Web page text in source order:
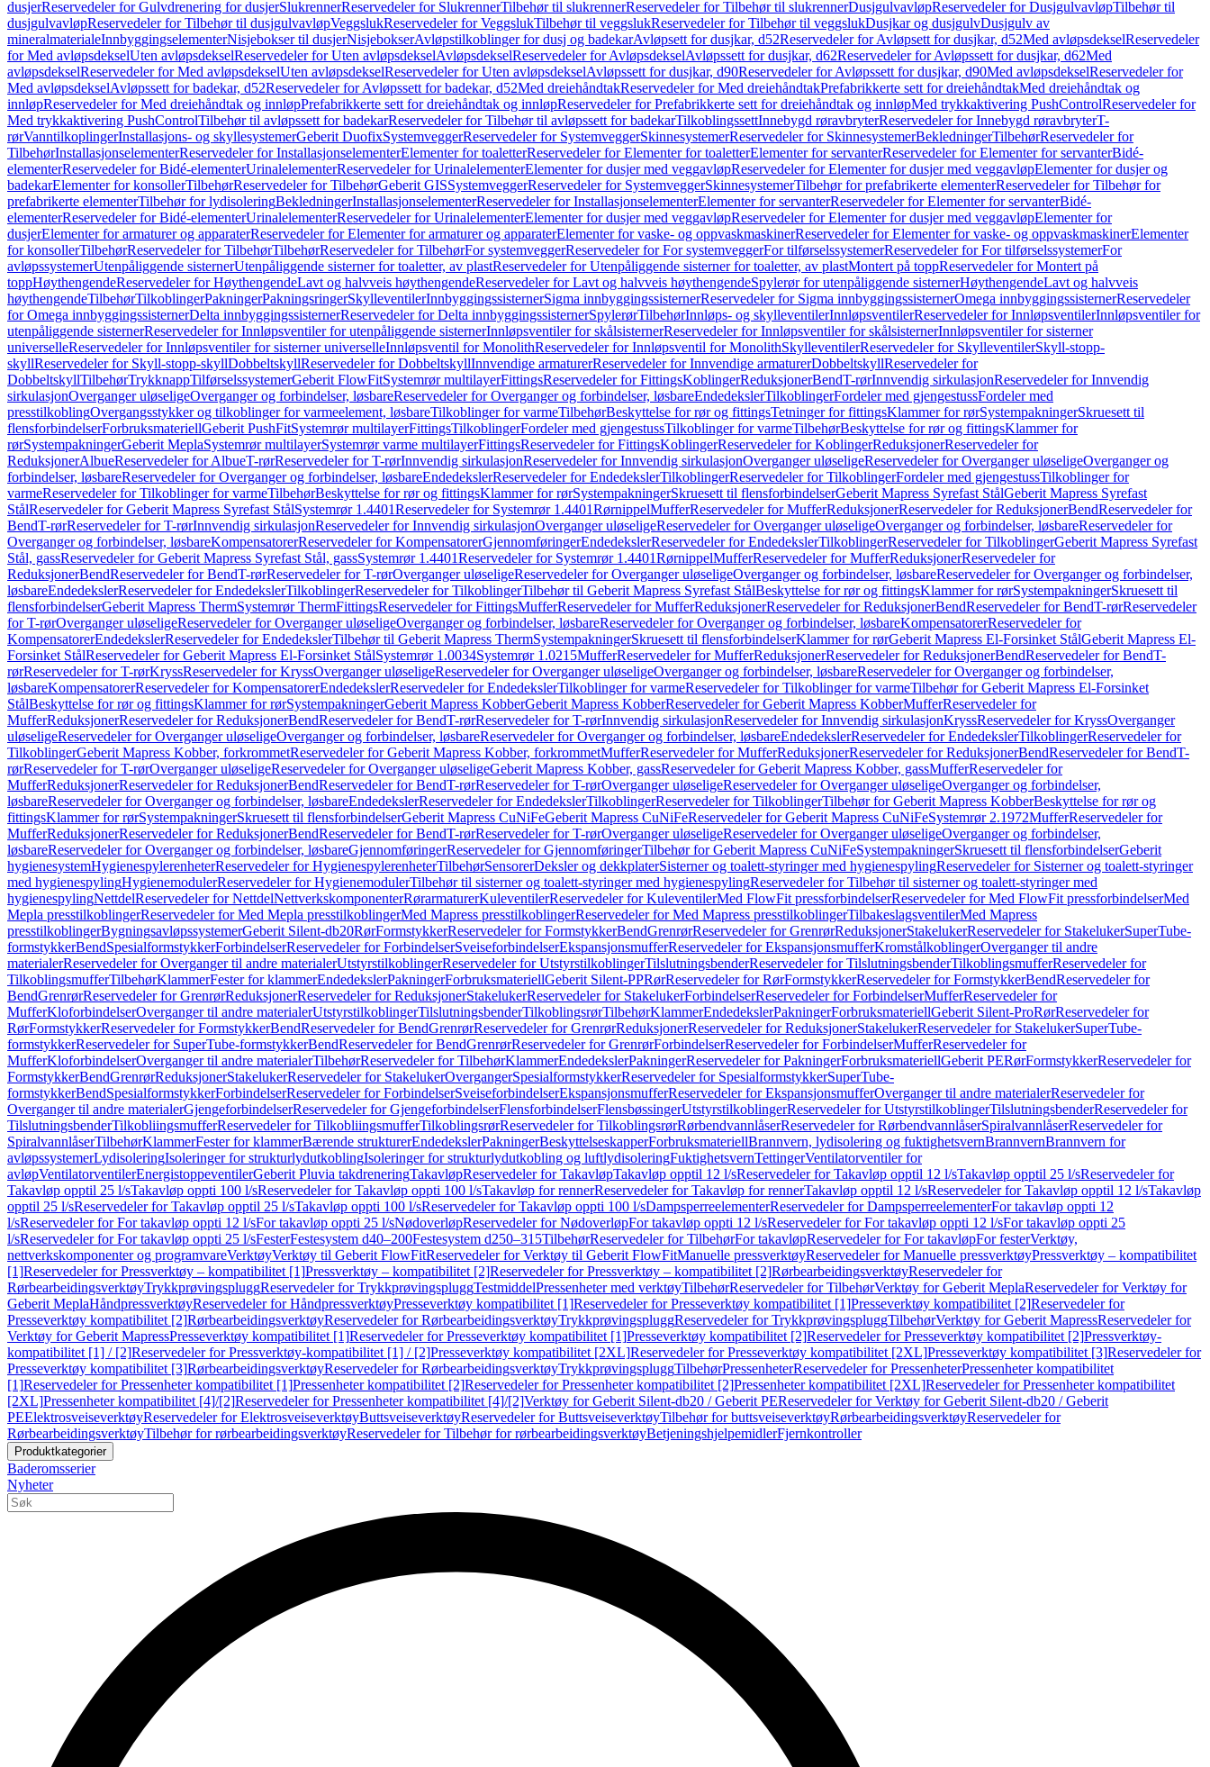
dusjerReservedeler for Gulvdrenering for dusjerSlukrennerReservedeler for SlukrennerTilbehør til slukrennerReservedeler for Tilbehør til slukrennerDusjgulvavløpReservedeler for DusjgulvavløpTilbehør til
dusjgulvavløpReservedeler for Tilbehør til dusjgulvavløpVeggslukReservedeler for VeggslukTilbehør til veggslukReservedeler for Tilbehør til veggslukDusjkar og dusjgulvDusjgulv av
mineralmaterialeInnbyggingselementerNisjebokser til dusjerNisjebokserAvløpstilkoblinger for dusj og badekarAvløpsett for dusjkar, d52Reservedeler for Avløpsett for dusjkar, d52Med avløpsdekselReservedeler
for Med avløpsdekselUten avløpsdekselReservedeler for Uten avløpsdekselAvløpsdekselReservedeler for AvløpsdekselAvløpssett for dusjkar, d62Reservedeler for Avløpssett for dusjkar, d62Med
avløpsdekselReservedeler for Med avløpsdekselUten avløpsdekselReservedeler for Uten avløpsdekselAvløpssett for dusjkar, d90Reservedeler for Avløpssett for dusjkar, d90Med avløpsdekselReservedeler for
Med avløpsdekselAvløpssett for badekar, d52Reservedeler for Avløpssett for badekar, d52Med dreiehåndtakReservedeler for Med dreiehåndtakPrefabrikkerte sett for dreiehåndtakMed dreiehåndtak og
innløpReservedeler for Med dreiehåndtak og innløpPrefabrikkerte sett for dreiehåndtak og innløpReservedeler for Prefabrikkerte sett for dreiehåndtak og innløpMed trykkaktivering PushControlReservedeler for
Med trykkaktivering PushControlTilbehør til avløpssett for badekarReservedeler for Tilbehør til avløpssett for badekarTilkoblingssettInnebygd røravbryterReservedeler for Innebygd røravbryterT-
rørVanntilkoplingerInstallasjons- og skyllesystemerGeberit DuofixSystemveggerReservedeler for SystemveggerSkinnesystemerReservedeler for SkinnesystemerBekledningerTilbehørReservedeler for
TilbehørInstallasjonselementerReservedeler for InstallasjonselementerElementer for toaletterReservedeler for Elementer for toaletterElementer for servanterReservedeler for Elementer for servanterBidé-
elementerReservedeler for Bidé-elementerUrinalelementerReservedeler for UrinalelementerElementer for dusjer med veggavløpReservedeler for Elementer for dusjer med veggavløpElementer for dusjer og
badekarElementer for konsollerTilbehørReservedeler for TilbehørGeberit GISSystemveggerReservedeler for SystemveggerSkinnesystemerTilbehør for prefabrikerte elementerReservedeler for Tilbehør for
prefabrikerte elementerTilbehør for lydisoleringBekledningerInstallasjonselementerReservedeler for InstallasjonselementerElementer for servanterReservedeler for Elementer for servanterBidé-
elementerReservedeler for Bidé-elementerUrinalelementerReservedeler for UrinalelementerElementer for dusjer med veggavløpReservedeler for Elementer for dusjer med veggavløpElementer for
dusjerElementer for armaturer og apparaterReservedeler for Elementer for armaturer og apparaterElementer for vaske- og oppvaskmaskinerReservedeler for Elementer for vaske- og oppvaskmaskinerElementer
for konsollerTilbehørReservedeler for TilbehørTilbehørReservedeler for TilbehørFor systemveggerReservedeler for For systemveggerFor tilførselssystemerReservedeler for For tilførselssystemerFor
avløpssystemerUtenpåliggende sisternerUtenpåliggende sisterner for toaletter, av plastReservedeler for Utenpåliggende sisterner for toaletter, av plastMontert på toppReservedeler for Montert på
toppHøythengendeReservedeler for HøythengendeLavt og halvveis høythengendeReservedeler for Lavt og halvveis høythengendeSpylerør for utenpåliggende sisternerHøythengendeLavt og halvveis
høythengendeTilbehørTilkoblingerPakningerPakningsringerSkylleventilerInnbyggingssisternerSigma innbyggingssisternerReservedeler for Sigma innbyggingssisternerOmega innbyggingssisternerReservedeler
for Omega innbyggingssisternerDelta innbyggingssisternerReservedeler for Delta innbyggingssisternerSpylerørTilbehørInnløps- og skylleventilerInnløpsventilerReservedeler for InnløpsventilerInnløpsventiler for
utenpåliggende sisternerReservedeler for Innløpsventiler for utenpåliggende sisternerInnløpsventiler for skålsisternerReservedeler for Innløpsventiler for skålsisternerInnløpsventiler for sisterner
universelleReservedeler for Innløpsventiler for sisterner universelleInnløpsventil for MonolithReservedeler for Innløpsventil for MonolithSkylleventilerReservedeler for SkylleventilerSkyll-stopp-
skyllReservedeler for Skyll-stopp-skyllDobbeltskyllReservedeler for DobbeltskyllInnvendige armaturerReservedeler for Innvendige armaturerDobbeltskyllReservedeler for
DobbeltskyllTilbehørTrykknappTilførselssystemerGeberit FlowFitSystemrør multilayerFittingsReservedeler for FittingsKoblingerReduksjonerBendT-rørInnvendig sirkulasjonReservedeler for Innvendig
sirkulasjonOverganger uløseligeOverganger og forbindelser, løsbareReservedeler for Overganger og forbindelser, løsbareEndedekslerTilkoblingerFordeler med gjengestussFordeler med
presstilkoblingOvergangsstykker og tilkoblinger for varmeelement, løsbareTilkoblinger for varmeTilbehørBeskyttelse for rør og fittingsTetninger for fittingsKlammer for rørSystempakningerSkruesett til
flensforbindelserForbruksmateriellGeberit PushFitSystemrør multilayerFittingsTilkoblingerFordeler med gjengestussTilkoblinger for varmeTilbehørBeskyttelse for rør og fittingsKlammer for
rørSystempakningerGeberit MeplaSystemrør multilayerSystemrør varme multilayerFittingsReservedeler for FittingsKoblingerReservedeler for KoblingerReduksjonerReservedeler for
ReduksjonerAlbueReservedeler for AlbueT-rørReservedeler for T-rørInnvendig sirkulasjonReservedeler for Innvendig sirkulasjonOverganger uløseligeReservedeler for Overganger uløseligeOverganger og
forbindelser, løsbareReservedeler for Overganger og forbindelser, løsbareEndedekslerReservedeler for EndedekslerTilkoblingerReservedeler for TilkoblingerFordeler med gjengestussTilkoblinger for
varmeReservedeler for Tilkoblinger for varmeTilbehørBeskyttelse for rør og fittingsKlammer for rørSystempakningerSkruesett til flensforbindelserGeberit Mapress Syrefast StålGeberit Mapress Syrefast
StålReservedeler for Geberit Mapress Syrefast StålSystemrør 1.4401Reservedeler for Systemrør 1.4401RørnippelMufferReservedeler for MufferReduksjonerReservedeler for ReduksjonerBendReservedeler for
BendT-rørReservedeler for T-rørInnvendig sirkulasjonReservedeler for Innvendig sirkulasjonOverganger uløseligeReservedeler for Overganger uløseligeOverganger og forbindelser, løsbareReservedeler for
Overganger og forbindelser, løsbareKompensatorerReservedeler for KompensatorerGjennomføringerEndedekslerReservedeler for EndedekslerTilkoblingerReservedeler for TilkoblingerGeberit Mapress Syrefast
Stål, gassReservedeler for Geberit Mapress Syrefast Stål, gassSystemrør 1.4401Reservedeler for Systemrør 1.4401RørnippelMufferReservedeler for MufferReduksjonerReservedeler for
ReduksjonerBendReservedeler for BendT-rørReservedeler for T-rørOverganger uløseligeReservedeler for Overganger uløseligeOverganger og forbindelser, løsbareReservedeler for Overganger og forbindelser,
løsbareEndedekslerReservedeler for EndedekslerTilkoblingerReservedeler for TilkoblingerTilbehør til Geberit Mapress Syrefast StålBeskyttelse for rør og fittingsKlammer for rørSystempakningerSkruesett til
flensforbindelserGeberit Mapress ThermSystemrør ThermFittingsReservedeler for FittingsMufferReservedeler for MufferReduksjonerReservedeler for ReduksjonerBendReservedeler for BendT-rørReservedeler
for T-rørOverganger uløseligeReservedeler for Overganger uløseligeOverganger og forbindelser, løsbareReservedeler for Overganger og forbindelser, løsbareKompensatorerReservedeler for
KompensatorerEndedekslerReservedeler for EndedekslerTilbehør til Geberit Mapress ThermSystempakningerSkruesett til flensforbindelserKlammer for rørGeberit Mapress El-Forsinket StålGeberit Mapress El-
Forsinket StålReservedeler for Geberit Mapress El-Forsinket StålSystemrør 1.0034Systemrør 1.0215MufferReservedeler for MufferReduksjonerReservedeler for ReduksjonerBendReservedeler for BendT-
rørReservedeler for T-rørKryssReservedeler for KryssOverganger uløseligeReservedeler for Overganger uløseligeOverganger og forbindelser, løsbareReservedeler for Overganger og forbindelser,
løsbareKompensatorerReservedeler for KompensatorerEndedekslerReservedeler for EndedekslerTilkoblinger for varmeReservedeler for Tilkoblinger for varmeTilbehør for Geberit Mapress El-Forsinket
StålBeskyttelse for rør og fittingsKlammer for rørSystempakningerGeberit Mapress KobberGeberit Mapress KobberReservedeler for Geberit Mapress KobberMufferReservedeler for
MufferReduksjonerReservedeler for ReduksjonerBendReservedeler for BendT-rørReservedeler for T-rørInnvendig sirkulasjonReservedeler for Innvendig sirkulasjonKryssReservedeler for KryssOverganger
uløseligeReservedeler for Overganger uløseligeOverganger og forbindelser, løsbareReservedeler for Overganger og forbindelser, løsbareEndedekslerReservedeler for EndedekslerTilkoblingerReservedeler for
TilkoblingerGeberit Mapress Kobber, forkrommetReservedeler for Geberit Mapress Kobber, forkrommetMufferReservedeler for MufferReduksjonerReservedeler for ReduksjonerBendReservedeler for BendT-
rørReservedeler for T-rørOverganger uløseligeReservedeler for Overganger uløseligeGeberit Mapress Kobber, gassReservedeler for Geberit Mapress Kobber, gassMufferReservedeler for
MufferReduksjonerReservedeler for ReduksjonerBendReservedeler for BendT-rørReservedeler for T-rørOverganger uløseligeReservedeler for Overganger uløseligeOverganger og forbindelser,
løsbareReservedeler for Overganger og forbindelser, løsbareEndedekslerReservedeler for EndedekslerTilkoblingerReservedeler for TilkoblingerTilbehør for Geberit Mapress KobberBeskyttelse for rør og
fittingsKlammer for rørSystempakningerSkruesett til flensforbindelserGeberit Mapress CuNiFeGeberit Mapress CuNiFeReservedeler for Geberit Mapress CuNiFeSystemrør 2.1972MufferReservedeler for
MufferReduksjonerReservedeler for ReduksjonerBendReservedeler for BendT-rørReservedeler for T-rørOverganger uløseligeReservedeler for Overganger uløseligeOverganger og forbindelser,
løsbareReservedeler for Overganger og forbindelser, løsbareGjennomføringerReservedeler for GjennomføringerTilbehør for Geberit Mapress CuNiFeSystempakningerSkruesett til flensforbindelserGeberit
hygienesystemHygienespylerenheterReservedeler for HygienespylerenheterTilbehørSensorerDeksler og dekkplaterSisterner og toalett-styringer med hygienespylingReservedeler for Sisterner og toalett-styringer
med hygienespylingHygienemodulerReservedeler for HygienemodulerTilbehør til sisterner og toalett-styringer med hygienespylingReservedeler for Tilbehør til sisterner og toalett-styringer med
hygienespylingNettdelReservedeler for NettdelNettverkskomponenterRørarmaturerKuleventilerReservedeler for KuleventilerMed FlowFit pressforbindelserReservedeler for Med FlowFit pressforbindelserMed
Mepla presstilkoblingerReservedeler for Med Mepla presstilkoblingerMed Mapress presstilkoblingerReservedeler for Med Mapress presstilkoblingerTilbakeslagsventilerMed Mapress
presstilkoblingerBygningsavløpssystemerGeberit Silent-db20RørFormstykkerReservedeler for FormstykkerBendGrenrørReservedeler for GrenrørReduksjonerStakelukerReservedeler for StakelukerSuperTube-
formstykkerBendSpesialformstykkerForbindelserReservedeler for ForbindelserSveiseforbindelserEkspansjonsmufferReservedeler for EkspansjonsmufferKromstålkoblingerOverganger til andre
materialerReservedeler for Overganger til andre materialerUtstyrstilkoblingerReservedeler for UtstyrstilkoblingerTilslutningsbenderReservedeler for TilslutningsbenderTilkoblingsmufferReservedeler for
TilkoblingsmufferTilbehørKlammerFester for klammerEndedekslerPakningerForbruksmateriellGeberit Silent-PPRørReservedeler for RørFormstykkerReservedeler for FormstykkerBendReservedeler for
BendGrenrørReservedeler for GrenrørReduksjonerReservedeler for ReduksjonerStakelukerReservedeler for StakelukerForbindelserReservedeler for ForbindelserMufferReservedeler for
MufferKloforbindelserOverganger til andre materialerUtstyrstilkoblingerTilslutningsbenderTilkoblingsrørTilbehørKlammerEndedekslerPakningerForbruksmateriellGeberit Silent-ProRørReservedeler for
RørFormstykkerReservedeler for FormstykkerBendReservedeler for BendGrenrørReservedeler for GrenrørReduksjonerReservedeler for ReduksjonerStakelukerReservedeler for StakelukerSuperTube-
formstykkerReservedeler for SuperTube-formstykkerBendReservedeler for BendGrenrørReservedeler for GrenrørForbindelserReservedeler for ForbindelserMufferReservedeler for
MufferKloforbindelserOverganger til andre materialerTilbehørReservedeler for TilbehørKlammerEndedekslerPakningerReservedeler for PakningerForbruksmateriellGeberit PERørFormstykkerReservedeler for
FormstykkerBendGrenrørReduksjonerStakelukerReservedeler for StakelukerOvergangerSpesialformstykkerReservedeler for SpesialformstykkerSuperTube-
formstykkerBendSpesialformstykkerForbindelserReservedeler for ForbindelserSveiseforbindelserEkspansjonsmufferReservedeler for EkspansjonsmufferOverganger til andre materialerReservedeler for
Overganger til andre materialerGjengeforbindelserReservedeler for GjengeforbindelserFlensforbindelserFlensbøssingerUtstyrstilkoblingerReservedeler for UtstyrstilkoblingerTilslutningsbenderReservedeler for
TilslutningsbenderTilkobliingsmufferReservedeler for TilkobliingsmufferTilkoblingsrørReservedeler for TilkoblingsrørRørbendvannlåserReservedeler for RørbendvannlåserSpiralvannlåserReservedeler for
SpiralvannlåserTilbehørKlammerFester for klammerBærende strukturerEndedekslerPakningerBeskyttelseskapperForbruksmateriellBrannvern, lydisolering og fuktighetsvernBrannvernBrannvern for
avløpssystemerLydisoleringIsoleringer for strukturlydutkoblingIsoleringer for strukturlydutkobling og luftlydisoleringFuktighetsvernTettingerVentilatorventiler for
avløpVentilatorventilerEnergistoppeventilerGeberit Pluvia takdreneringTakavløpReservedeler for TakavløpTakavløp opptil 12 l/sReservedeler for Takavløp opptil 12 l/sTakavløp opptil 25 l/sReservedeler for
Takavløp opptil 25 l/sTakavløp oppti 100 l/sReservedeler for Takavløp oppti 100 l/sTakavløp for rennerReservedeler for Takavløp for rennerTakavløp opptil 12 l/sReservedeler for Takavløp opptil 12 l/sTakavløp
opptil 25 l/sReservedeler for Takavløp opptil 25 l/sTakavløp oppti 100 l/sReservedeler for Takavløp oppti 100 l/sDampsperreelementerReservedeler for DampsperreelementerFor takavløp oppti 12
l/sReservedeler for For takavløp oppti 12 l/sFor takavløp oppti 25 l/sNødoverløpReservedeler for NødoverløpFor takavløp oppti 12 l/sReservedeler for For takavløp oppti 12 l/sFor takavløp oppti 25
l/sReservedeler for For takavløp oppti 25 l/sFesterFestesystem d40–200Festesystem d250–315TilbehørReservedeler for TilbehørFor takavløpReservedeler for For takavløpFor festerVerktøy,
nettverkskomponenter og programvareVerktøyVerktøy til Geberit FlowFitReservedeler for Verktøy til Geberit FlowFitManuelle pressverktøyReservedeler for Manuelle pressverktøyPressverktøy – kompatibilitet
[1]Reservedeler for Pressverktøy – kompatibilitet [1]Pressverktøy – kompatibilitet [2]Reservedeler for Pressverktøy – kompatibilitet [2]RørbearbeidingsverktøyReservedeler for
RørbearbeidingsverktøyTrykkprøvingspluggReservedeler for TrykkprøvingspluggTestmiddelPressenheter med verktøyTilbehørReservedeler for TilbehørVerktøy for Geberit MeplaReservedeler for Verktøy for
Geberit MeplaHåndpressverktøyReservedeler for HåndpressverktøyPresseverktøy kompatibilitet [1]Reservedeler for Presseverktøy kompatibilitet [1]Presseverktøy kompatibilitet [2]Reservedeler for
Presseverktøy kompatibilitet [2]RørbearbeidingsverktøyReservedeler for RørbearbeidingsverktøyTrykkprøvingspluggReservedeler for TrykkprøvingspluggTilbehørVerktøy for Geberit MapressReservedeler for
Verktøy for Geberit MapressPresseverktøy kompatibilitet [1]Reservedeler for Presseverktøy kompatibilitet [1]Presseverktøy kompatibilitet [2]Reservedeler for Presseverktøy kompatibilitet [2]Pressverktøy-
kompatibilitet [1] / [2]Reservedeler for Pressverktøy-kompatibilitet [1] / [2]Presseverktøy kompatibilitet [2XL]Reservedeler for Presseverktøy kompatibilitet [2XL]Presseverktøy kompatibilitet [3]Reservedeler for
Presseverktøy kompatibilitet [3]RørbearbeidingsverktøyReservedeler for RørbearbeidingsverktøyTrykkprøvingspluggTilbehørPressenheterReservedeler for PressenheterPressenheter kompatibilitet
[1]Reservedeler for Pressenheter kompatibilitet [1]Pressenheter kompatibilitet [2]Reservedeler for Pressenheter kompatibilitet [2]Pressenheter kompatibilitet [2XL]Reservedeler for Pressenheter kompatibilitet
[2XL]Pressenheter kompatibilitet [4]/[2]Reservedeler for Pressenheter kompatibilitet [4]/[2]Verktøy for Geberit Silent-db20 / Geberit PEReservedeler for Verktøy for Geberit Silent-db20 / Geberit
PEElektrosveiseverktøyReservedeler for ElektrosveiseverktøyButtsveiseverktøyReservedeler for ButtsveiseverktøyTilbehør for buttsveiseverktøyRørbearbeidingsverktøyReservedeler for
RørbearbeidingsverktøyTilbehør for rørbearbeidingsverktøyReservedeler for Tilbehør for rørbearbeidingsverktøyBetjeningshjelpemidlerFjernkontroller
Produktkategorier
Baderomsserier
Nyheter